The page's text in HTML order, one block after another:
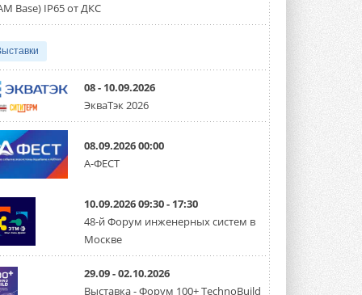
США запретили использование
иностранных инверторов
свой специальный перечень Covered ...
Уже через месяц в России
можно будет устанавливать
С 1 сентября снимается запрет на
микрогенерацию в многоквартирных ...
Канальные вентиляторы с ЕС-
двигателями Sysimple TRS EC
Новинка от Системэйр —
прямоугольный канальный ...
30 ИЮЛЯ 2026
Base) IP65 от ДКС
08 - 10.09.2026
ЭкваТэк 2026
08.09.2026 00:00
А-ФЕСТ
10.09.2026 09:30 - 17:30
48-й Форум инженерных систем в
Москве
29.09 - 02.10.2026
Выставка - Форум 100+ TechnoBuild